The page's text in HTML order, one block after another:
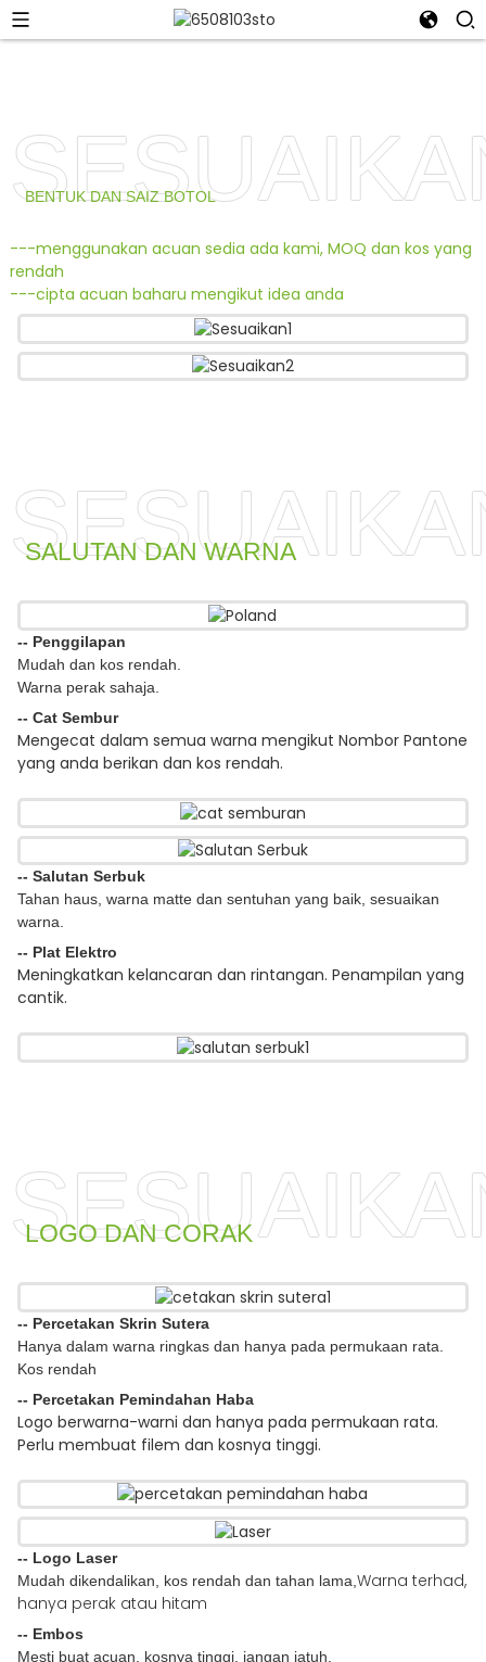
BENTUK DAN SAIZ BOTOL
---menggunakan acuan sedia ada kami, MOQ dan kos yang
rendah
---cipta acuan baharu mengikut idea anda
SALUTAN DAN WARNA
-- Penggilapan
Mudah dan kos rendah.
Warna perak sahaja.
-- Cat Sembur
Mengecat dalam semua warna mengikut Nombor Pantone
yang anda berikan dan kos rendah.
-- Salutan Serbuk
Tahan haus, warna matte dan sentuhan yang baik, sesuaikan
warna.
-- Plat Elektro
Meningkatkan kelancaran dan rintangan. Penampilan yang
cantik.
LOGO DAN CORAK
-- Percetakan Skrin Sutera
Hanya dalam warna ringkas dan hanya pada permukaan rata.
Kos rendah
-- Percetakan Pemindahan Haba
Logo berwarna-warni dan hanya pada permukaan rata.
Perlu membuat filem dan kosnya tinggi.
-- Logo Laser
Mudah dikendalikan, kos rendah dan tahan lama, Warna terhad,
hanya perak atau hitam
-- Embos
Mesti buat acuan, kosnya tinggi, jangan jatuh.